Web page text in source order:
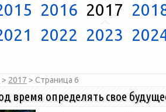
2016 2017
2022 2023
> 2017 > Страница 6
время определять свое